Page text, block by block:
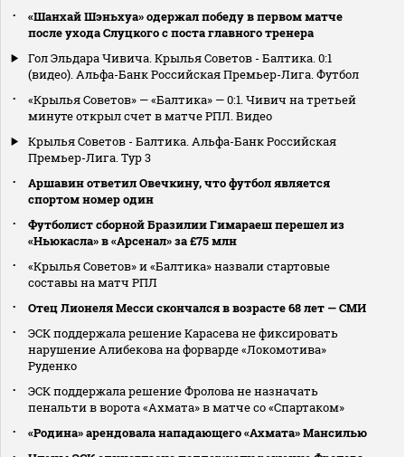
«Шанхай Шэньхуа» одержал победу в первом матче
после ухода Слуцкого с поста главного тренера
Гол Эльдара Чивича. Крылья Советов - Балтика. 0:1
(видео). Альфа-Банк Российская Премьер-Лига. Футбол
«Крылья Советов» — «Балтика» — 0:1. Чивич на третьей
минуте открыл счет в матче РПЛ. Видео
Крылья Советов - Балтика. Альфа-Банк Российская
Премьер-Лига. Тур 3
Аршавин ответил Овечкину, что футбол является
спортом номер один
Футболист сборной Бразилии Гимараеш перешел из
«Ньюкасла» в «Арсенал» за £75 млн
«Крылья Советов» и «Балтика» назвали стартовые
составы на матч РПЛ
Отец Лионеля Месси скончался в возрасте 68 лет — СМИ
ЭСК поддержала решение Карасева не фиксировать
нарушение Алибекова на форварде «Локомотива»
Руденко
ЭСК поддержала решение Фролова не назначать
пенальти в ворота «Ахмата» в матче со «Спартаком»
«Родина» арендовала нападающего «Ахмата» Мансилью